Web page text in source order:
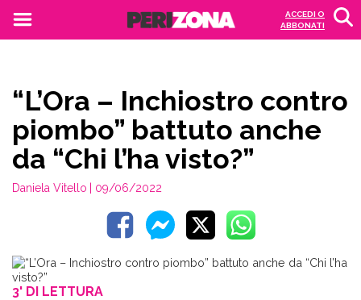
ACCEDI O
ABBONATI
“L’Ora – Inchiostro contro
piombo” battuto anche
da “Chi l’ha visto?”
Daniela Vitello | 09/06/2022
3' DI LETTURA